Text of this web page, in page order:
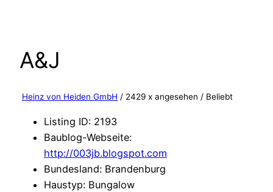
A&J
Heinz von Heiden GmbH / 2429 x angesehen / Beliebt
Listing ID: 2193
Baublog-Webseite:
http://003jb.blogspot.com
Bundesland: Brandenburg
Haustyp: Bungalow